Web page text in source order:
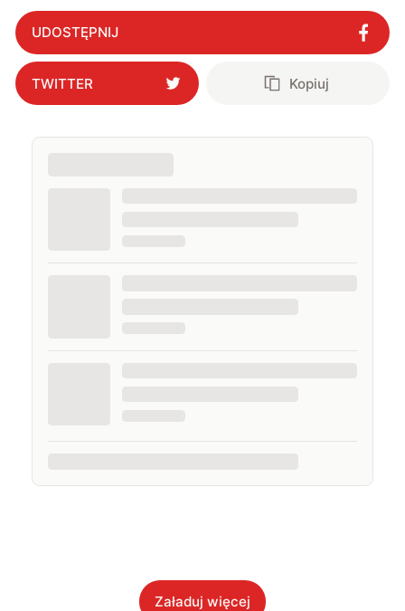
UDOSTĘPNIJ
TWITTER Kopiuj
Załaduj więcej